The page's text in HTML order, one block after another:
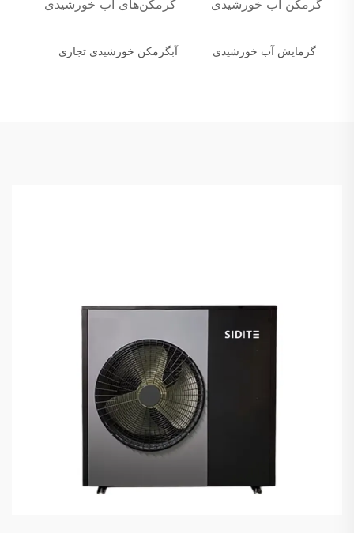
گرمکن آب خورشیدی گرمکن‌های آب خورشیدی
گرمایش آب خورشیدی آبگرمکن خورشیدی تجاری